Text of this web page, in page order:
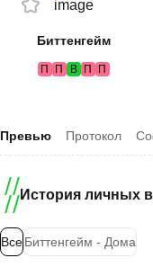
Биттенгейм
П П В П П
Превью Протокол
История личных
ВсеБиттенгейм - Дома